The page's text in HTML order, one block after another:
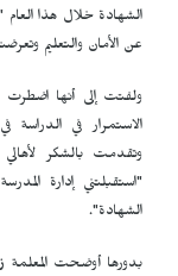
الشهادة خلال هذا
عن الأمان والتعليم
ولفتت إلى أنها اضطرت
الاستمرار في
وتقدمت بالشكر لأهالي
"استقبلتني إدارة
الشهادة".
بدورها أوضحت المعلمة